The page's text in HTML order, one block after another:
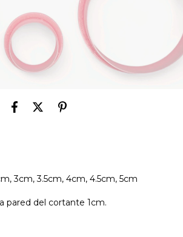
3cm, 3.5cm, 4cm, 4.5cm, 5cm
pared del cortante 1cm.